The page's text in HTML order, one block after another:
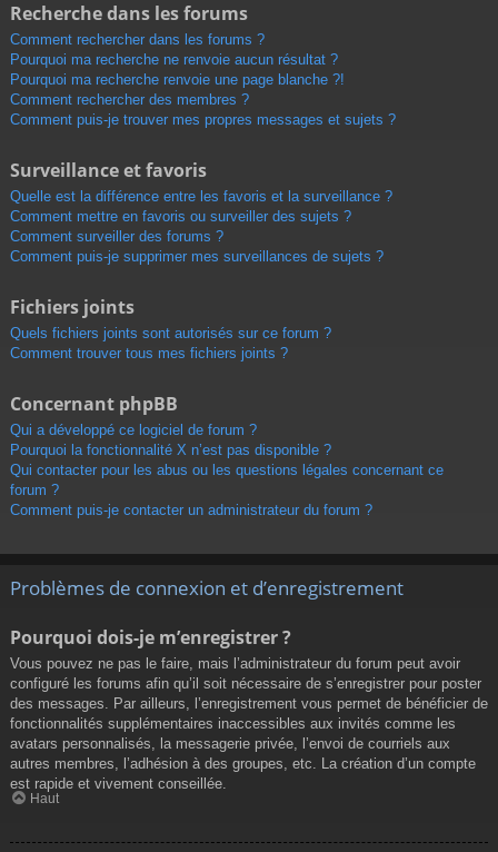
Recherche dans les forums
Comment rechercher dans les forums ?
Pourquoi ma recherche ne renvoie aucun résultat ?
Pourquoi ma recherche renvoie une page blanche ?!
Comment rechercher des membres ?
Comment puis-je trouver mes propres messages et sujets ?
Surveillance et favoris
Quelle est la différence entre les favoris et la surveillance ?
Comment mettre en favoris ou surveiller des sujets ?
Comment surveiller des forums ?
Comment puis-je supprimer mes surveillances de sujets ?
Fichiers joints
Quels fichiers joints sont autorisés sur ce forum ?
Comment trouver tous mes fichiers joints ?
Concernant phpBB
Qui a développé ce logiciel de forum ?
Pourquoi la fonctionnalité X n’est pas disponible ?
Qui contacter pour les abus ou les questions légales concernant ce
forum ?
Comment puis-je contacter un administrateur du forum ?
Problèmes de connexion et d’enregistrement
Pourquoi dois-je m’enregistrer ?
Vous pouvez ne pas le faire, mais l’administrateur du forum peut avoir
configuré les forums afin qu’il soit nécessaire de s’enregistrer pour poster
des messages. Par ailleurs, l’enregistrement vous permet de bénéficier de
fonctionnalités supplémentaires inaccessibles aux invités comme les
avatars personnalisés, la messagerie privée, l’envoi de courriels aux
autres membres, l’adhésion à des groupes, etc. La création d’un compte
est rapide et vivement conseillée.
Haut